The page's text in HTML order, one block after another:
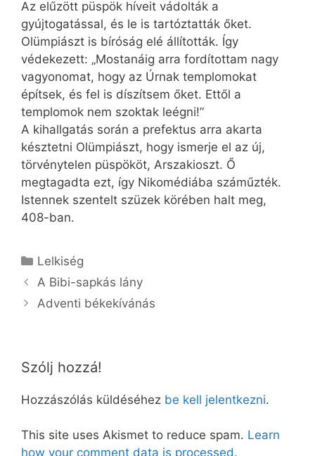
Az elűzött püspök híveit vádolták a
gyújtogatással, és le is tartóztatták őket.
Olümpiászt is bíróság elé állították. Így
védekezett: „Mostanáig arra fordítottam nagy
vagyonomat, hogy az Úrnak templomokat
építsek, és fel is díszítsem őket. Ettől a
templomok nem szoktak leégni!”
A kihallgatás során a prefektus arra akarta
késztetni Olümpiászt, hogy ismerje el az új,
törvénytelen püspököt, Arszakioszt. Ő
megtagadta ezt, így Nikomédiába száműzték.
Istennek szentelt szüzek körében halt meg,
408-ban.
Kategória
Lelkiség
A Bibi-sapkás lány
Adventi békekívánás
Szólj hozzá!
Hozzászólás küldéséhez be kell jelentkezni.
This site uses Akismet to reduce spam. Learn
how your comment data is processed.